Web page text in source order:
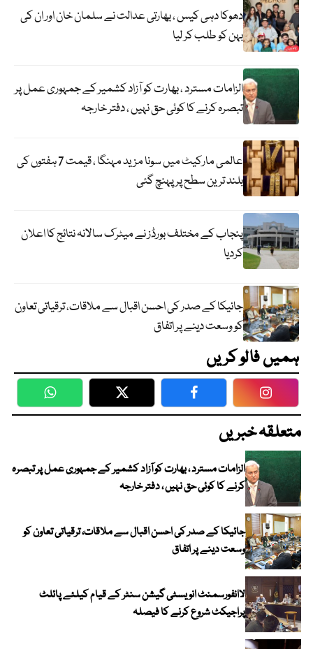
دھوکا دہی کیس ، بھارتی عدالت نے سلمان خان اور ان کی
بہن کو طلب کر لیا
الزامات مسترد ، بھارت کو آزاد کشمیر کے جمہوری عمل پر
تبصرہ کرنے کا کوئی حق نہیں ، دفتر خارجہ
عالمی مارکیٹ میں سونا مزید مہنگا ، قیمت 7 ہفتوں کی
بلند ترین سطح پر پہنچ گئی
پنجاب کے مختلف بورڈز نے میٹرک سالانہ نتائج کا اعلان
کردیا
جائیکا کے صدر کی احسن اقبال سے ملاقات، ترقیاتی تعاون
کو وسعت دینے پر اتفاق
ہمیں فالو کریں
WhatsApp Twitter Facebook
متعلقہ خبریں
الزامات مسترد ، بھارت کو آزاد کشمیر کے جمہوری عمل پر تبصرہ
کرنے کا کوئی حق نہیں ، دفتر خارجہ
جائیکا کے صدر کی احسن اقبال سے ملاقات، ترقیاتی تعاون کو
وسعت دینے پر اتفاق
لاانفورسمنٹ انویسٹی گیشن سنٹر کے قیام کیلئے پائلٹ
پراجیکٹ شروع کرنے کا فیصلہ